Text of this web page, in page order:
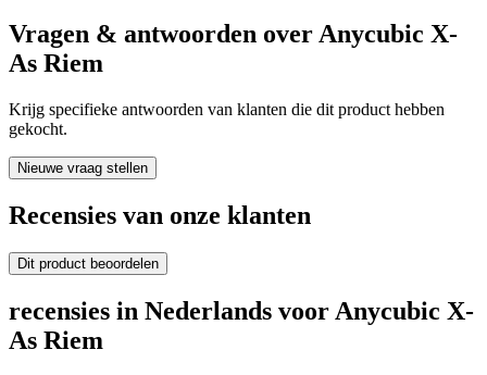
Vragen & antwoorden over Anycubic X-
As Riem
Krijg specifieke antwoorden van klanten die dit product hebben
gekocht.
Nieuwe vraag stellen
Recensies van onze klanten
Dit product beoordelen
recensies in Nederlands voor Anycubic X-
As Riem